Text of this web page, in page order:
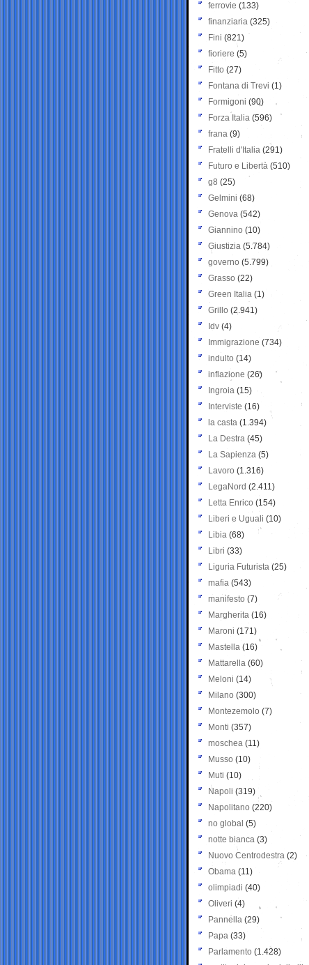
ferrovie (133)
finanziaria (325)
Fini (821)
fioriere (5)
Fitto (27)
Fontana di Trevi (1)
Formigoni (90)
Forza Italia (596)
frana (9)
Fratelli d'Italia (291)
Futuro e Libertà (510)
g8 (25)
Gelmini (68)
Genova (542)
Giannino (10)
Giustizia (5.784)
governo (5.799)
Grasso (22)
Green Italia (1)
Grillo (2.941)
Idv (4)
Immigrazione (734)
indulto (14)
inflazione (26)
Ingroia (15)
Interviste (16)
la casta (1.394)
La Destra (45)
La Sapienza (5)
Lavoro (1.316)
LegaNord (2.411)
Letta Enrico (154)
Liberi e Uguali (10)
Libia (68)
Libri (33)
Liguria Futurista (25)
mafia (543)
manifesto (7)
Margherita (16)
Maroni (171)
Mastella (16)
Mattarella (60)
Meloni (14)
Milano (300)
Montezemolo (7)
Monti (357)
moschea (11)
Musso (10)
Muti (10)
Napoli (319)
Napolitano (220)
no global (5)
notte bianca (3)
Nuovo Centrodestra (2)
Obama (11)
olimpiadi (40)
Oliveri (4)
Pannella (29)
Papa (33)
Parlamento (1.428)